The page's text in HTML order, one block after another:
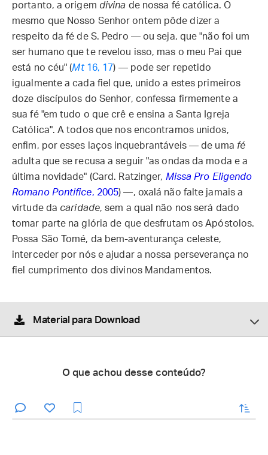
portanto, a origem divina de nossa fé católica. O
mesmo que Nosso Senhor ontem pôde dizer a
respeito da fé de S. Pedro — ou seja, que "não foi um
ser humano que te revelou isso, mas o meu Pai que
está no céu" (Mt16, 17) — pode ser repetido
igualmente a cada fiel que, unido a estes primeiros
doze discípulos do Senhor, confessa firmemente a
sua fé "em tudo o que crê e ensina a Santa Igreja
Católica". A todos que nos encontramos unidos,
enfim, por esses laços inquebrantáveis — de uma fé
adulta que se recusa a seguir "as ondas da moda e a
última novidade" (Card. Ratzinger, Missa Pro Eligendo
Romano Pontifice, 2005) —, oxalá não falte jamais a
virtude da caridade, sem a qual não nos será dado
tomar parte na glória de que desfrutam os Apóstolos.
Possa São Tomé, da bem-aventurança celeste,
interceder por nós e ajudar a nossa perseverança no
fiel cumprimento dos divinos Mandamentos.
Material para Download
O que achou desse conteúdo?
enviar